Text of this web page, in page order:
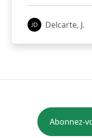
Delcarte, J.
Abonnez-